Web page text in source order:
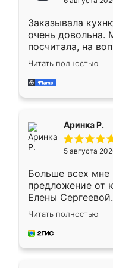
мебели буду
Заказывала
очень довольна.
посчитала, на
Замерщик
делу со всей
за день, ребята
Читать полностью
Аринка Р.
5 августа
Больше всех мне
предложение от
Елены
короткие сроки
для замера
предложил по
Читать полностью